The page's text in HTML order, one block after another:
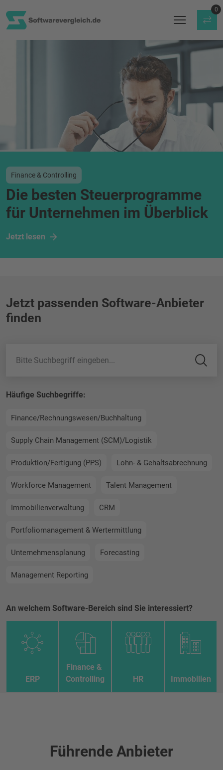
0
Finance & Controlling
Die besten Steuerprogramme
für Unternehmen im Überblick
Jetzt lesen
Jetzt passenden Software-Anbieter
finden
Häufige Suchbegriffe:
Finance/Rechnungswesen/Buchhaltung
Supply Chain Management (SCM)/Logistik
Produktion/Fertigung (PPS) Lohn- & Gehaltsabrechnung
Workforce Management Talent Management
Immobilienverwaltung CRM
Portfoliomanagement & Wertermittlung
Unternehmensplanung Forecasting
Management Reporting
An welchem Software-Bereich sind Sie interessiert?
ERP
Finance &
Controlling
HR Immobilien
Führende Anbieter